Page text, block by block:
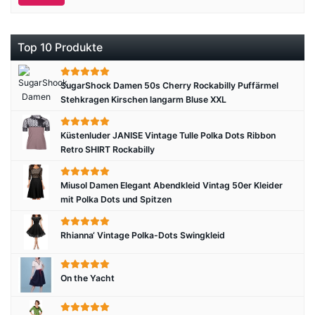
Top 10 Produkte
SugarShock Damen 50s Cherry Rockabilly Puffärmel
Stehkragen Kirschen langarm Bluse XXL
Küstenluder JANISE Vintage Tulle Polka Dots Ribbon
Retro SHIRT Rockabilly
Miusol Damen Elegant Abendkleid Vintag 50er Kleider
mit Polka Dots und Spitzen
Rhianna‘ Vintage Polka-Dots Swingkleid
On the Yacht